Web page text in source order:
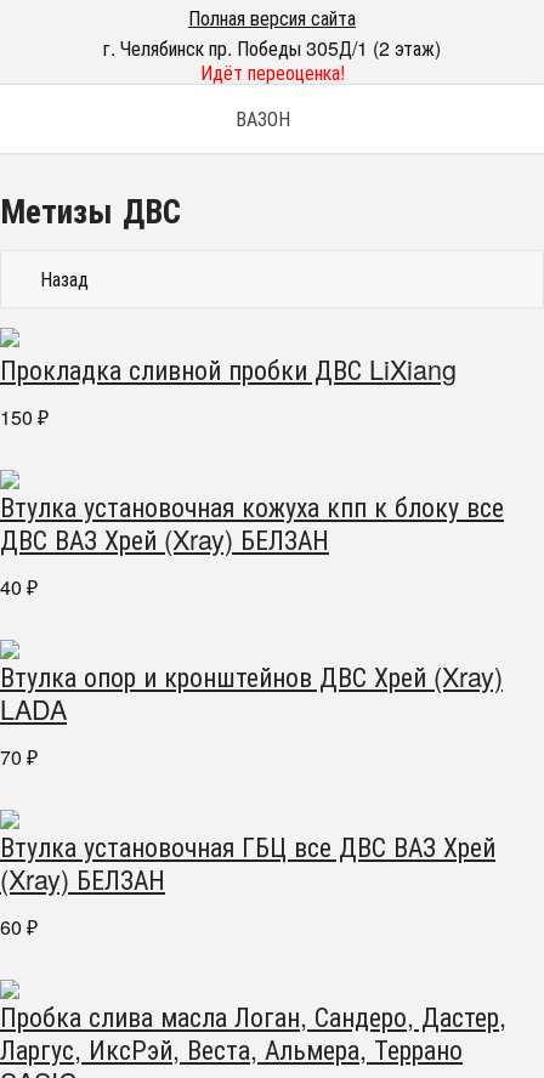
Полная версия сайта
г. Челябинск пр. Победы 305Д/1 (2 этаж)
Идёт переоценка!
ВАЗОН
Метизы ДВС
Назад
Прокладка сливной пробки ДВС LiXiang
150 ₽
Втулка установочная кожуха кпп к блоку все
ДВС ВАЗ Хрей (Xray) БЕЛЗАН
40 ₽
Втулка опор и кронштейнов ДВС Хрей (Xray)
LADA
70 ₽
Втулка установочная ГБЦ все ДВС ВАЗ Хрей
(Xray) БЕЛЗАН
60 ₽
Пробка слива масла Логан, Сандеро, Дастер,
Ларгус, ИксРэй, Веста, Альмера, Террано